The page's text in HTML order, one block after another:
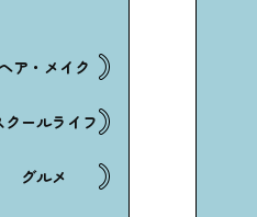
ア・メイク
クールライフ
グルメ